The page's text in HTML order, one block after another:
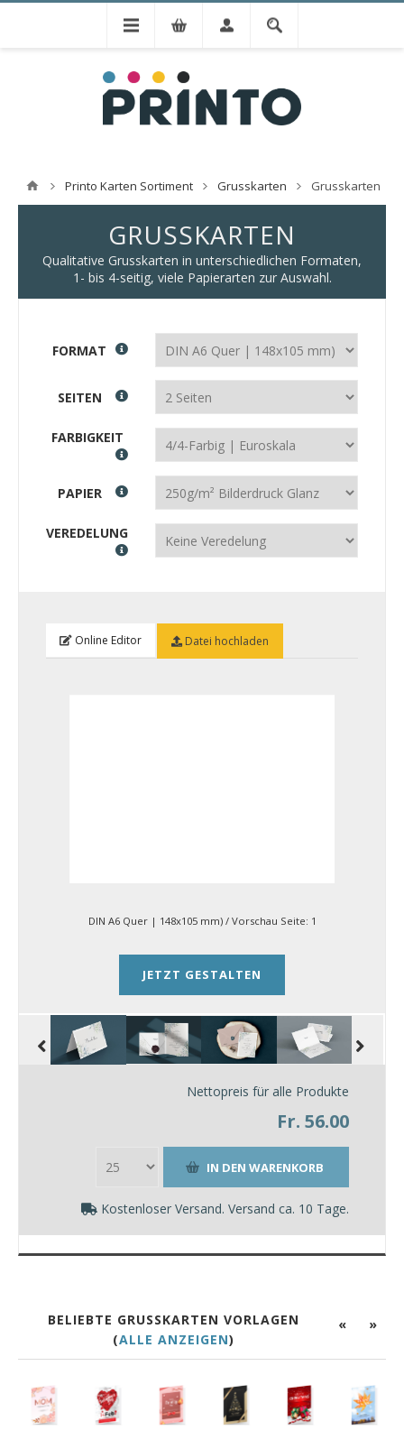
Printo Karten Sortiment Grusskarten Grusskarten
GRUSSKARTEN
Qualitative Grusskarten in unterschiedlichen Formaten,
1- bis 4-seitig, viele Papierarten zur Auswahl.
FORMAT
SEITEN
FARBIGKEIT
PAPIER
VEREDELUNG
Online Editor Datei hochladen
DIN A6 Quer | 148x105 mm) / Vorschau Seite: 1
JETZT GESTALTEN
Nettopreis für alle Produkte
Fr. 56.00
Kostenloser Versand. Versand ca. 10 Tage.
« »
BELIEBTE GRUSSKARTEN VORLAGEN
(ALLE ANZEIGEN)